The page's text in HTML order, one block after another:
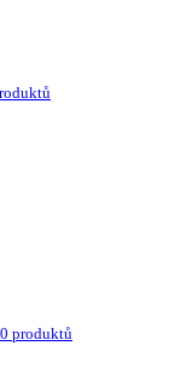
0 produktů